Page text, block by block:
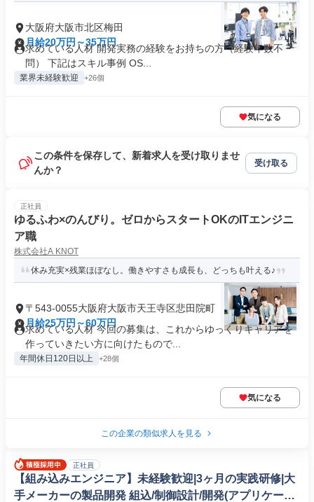
大阪府大阪市北区梅田
月給20万円～35万円
求めている人材 開発実務の経験をお持ちの方（経験年数不
問） 下記はスキル事例 OS...
業界未経験歓迎 +26個
気になる
この条件を保存して、新着求人を受け取りませ
んか？
受け取る
正社員
ゆるふわ×のんびり。ゼロからスタートOKのITエンジニ
ア職
株式会社A KNOT
休み充実×残業ほぼなし。働きやすさも成長も、どっちも叶える♪
〒543-0055大阪府大阪市天王寺区悲田院町
月給25万円～60万円
求めている人材 今回の募集は、これからゆっくりキャリアを
作っていきたい方に向けたもので...
年間休日120日以上 +28個
気になる
この企業の類似求人を見る
正社員
【組み込みエンジニア】未経験歓迎|3ヶ月の実践研修|大
手メーカーの製品開発 組込/制御設計/開発(アプリケーシ